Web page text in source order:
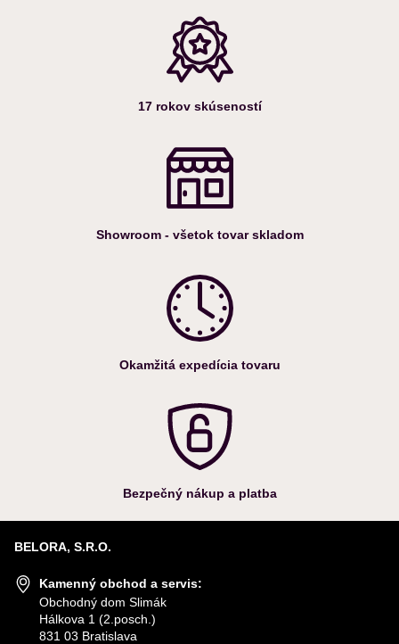
17 rokov skúseností
Showroom - všetok tovar skladom
Okamžitá expedícia tovaru
Bezpečný nákup a platba
BELORA, S.R.O.
Kamenný obchod a servis:
Obchodný dom Slimák
Hálkova 1 (2.posch.)
831 03 Bratislava